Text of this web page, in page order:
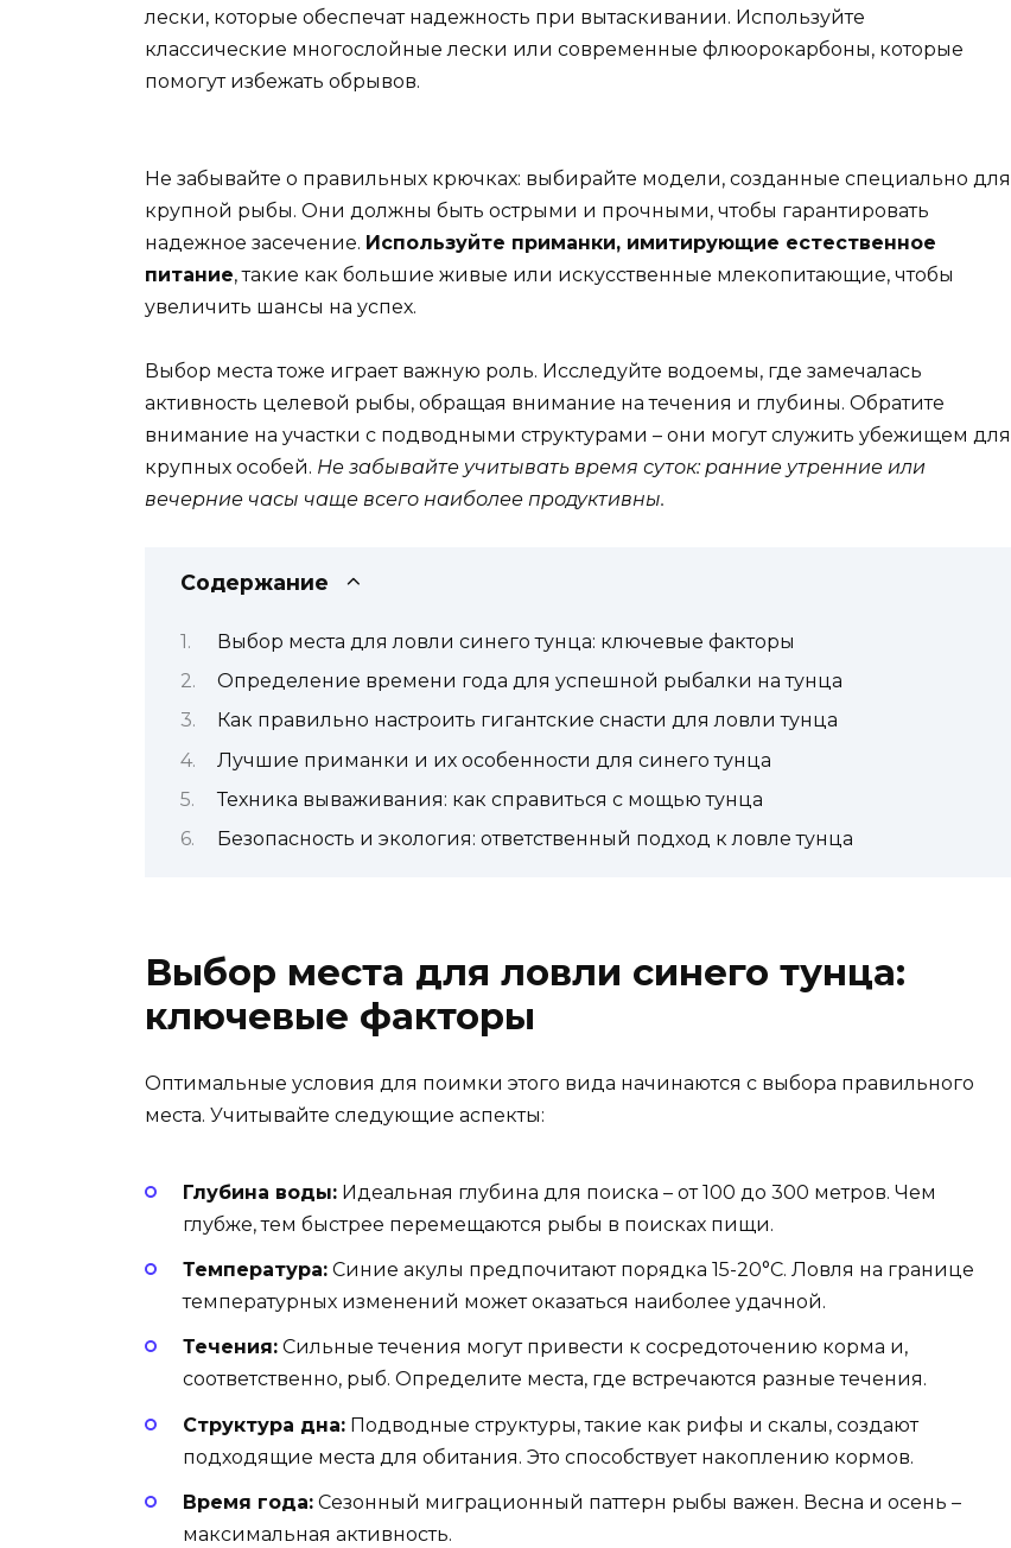
лески, которые обеспечат надежность при вытаскивании. Используйте
классические многослойные лески или современные флюорокарбоны, которые
помогут избежать обрывов.
Не забывайте о правильных крючках: выбирайте модели, созданные специально для
крупной рыбы. Они должны быть острыми и прочными, чтобы гарантировать
надежное засечение. Используйте приманки, имитирующие естественное
питание, такие как большие живые или искусственные млекопитающие, чтобы
увеличить шансы на успех.
Выбор места тоже играет важную роль. Исследуйте водоемы, где замечалась
активность целевой рыбы, обращая внимание на течения и глубины. Обратите
внимание на участки с подводными структурами – они могут служить убежищем для
крупных особей. Не забывайте учитывать время суток: ранние утренние или
вечерние часы чаще всего наиболее продуктивны.
Содержание
Выбор места для ловли синего тунца: ключевые факторы
Определение времени года для успешной рыбалки на тунца
Как правильно настроить гигантские снасти для ловли тунца
Лучшие приманки и их особенности для синего тунца
Техника вываживания: как справиться с мощью тунца
Безопасность и экология: ответственный подход к ловле тунца
Выбор места для ловли синего тунца:
ключевые факторы
Оптимальные условия для поимки этого вида начинаются с выбора правильного
места. Учитывайте следующие аспекты:
Глубина воды: Идеальная глубина для поиска – от 100 до 300 метров. Чем
глубже, тем быстрее перемещаются рыбы в поисках пищи.
Температура: Синие акулы предпочитают порядка 15-20°C. Ловля на границе
температурных изменений может оказаться наиболее удачной.
Течения: Сильные течения могут привести к сосредоточению корма и,
соответственно, рыб. Определите места, где встречаются разные течения.
Структура дна: Подводные структуры, такие как рифы и скалы, создают
подходящие места для обитания. Это способствует накоплению кормов.
Время года: Сезонный миграционный паттерн рыбы важен. Весна и осень –
максимальная активность.